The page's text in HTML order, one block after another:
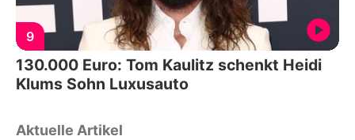
9
130.000 Euro: Tom Kaulitz schenkt Heidi
Klums Sohn Luxusauto
Aktuelle Artikel